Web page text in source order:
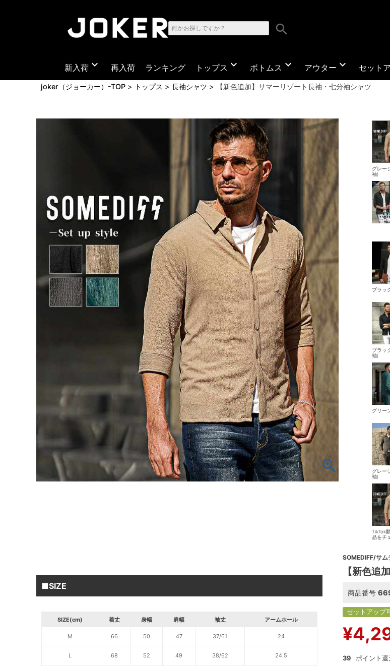
search
新入荷 expand_more 再入荷 ランキング トップス expand_more ボトムス expand_more アウター expand_more セット
joker（ジョーカー）-TOP トップス 長袖シャツ 【新色追加】サマーリゾート長袖・七分袖シャツ
グレー
袖)
ブラッ
ブラッ
袖)
グリー
グレー
袖)
TikTok
品をチ
■SIZE
SIZE(cm) 着丈 身幅 肩幅 袖丈 アームホール
M 66 50 47 37/61 24
L 68 52 49 38/62 24.5
SOMEDIFF/サム
【新色追
商品番号
セットアップ
¥
39